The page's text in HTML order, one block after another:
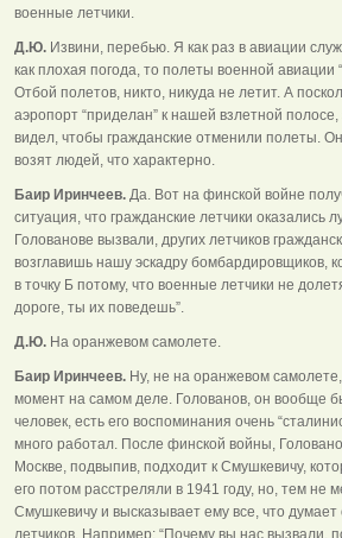
военные летчики.
Д.Ю. Извини, перебью. Я как раз в авиации
как плохая погода, то полеты военной авиации
Отбой полетов, никто, никуда не летит. А
аэропорт “приделан” к нашей взлетной полосе,
видел, чтобы гражданские отменили полеты.
возят людей, что характерно.
Баир Иринчеев. Да. Вот на финской войне
ситуация, что гражданские летчики оказались
Голованове вызвали, других летчиков
возглавишь нашу эскадру бомбардировщиков,
в точку Б потому, что военные летчики не
дороге, ты их поведешь”.
Д.Ю. На оранжевом самолете.
Баир Иринчеев. Ну, не на оранжевом
момент на самом деле. Голованов, он вообще
человек, есть его воспоминания очень
много работал. После финской войны,
Москве, подвыпив, подходит к Смушкевичу,
его потом расстреляли в 1941 году, но, тем не
Смушкевичу и высказывает ему все, что думает
летчиков. Например: “Почему вы нас вызвали,